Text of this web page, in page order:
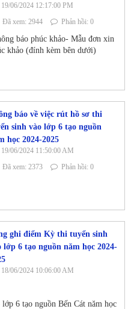
19/06/2024 12:17:00 PM
Đã xem: 2944
Phản hồi: 0
báo phúc khảo- Mẫu đơn xin
khảo (đính kèm bên dưới)
báo về việc rút hồ sơ thi
sinh vào lớp 6 tạo nguồn
học 2024-2025
19/06/2024 11:50:00 AM
Đã xem: 2373
Phản hồi: 0
ghi điểm Kỳ thi tuyển sinh
lớp 6 tạo nguồn năm học 2024-
18/06/2024 10:06:00 AM
6 tạo nguồn Bến Cát năm học